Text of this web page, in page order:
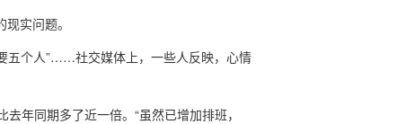
实问题。
五个人”……社交媒体上，一些人反映，心情
年同期多了近一倍。“虽然已增加排班，